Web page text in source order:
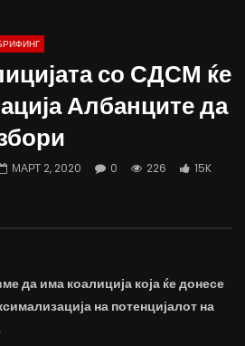
лесно
со СДСМ ќе
Албанците да
МАРТ 2, 2020 0 226
15K
да има коалиција која ќе донесе
на потенцијалот на